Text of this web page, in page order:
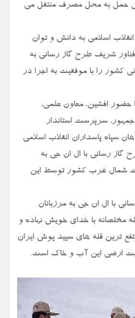
حمل به محل مصرف منتقل می
اسلامی به دانش و توان
شرکت امین فناور شریف طرح گاز رسانی به
کشور را با موفقیت به اجرا در
۲۶ آبان سال ۱۴۰۳ نیز با حضور افشین، معاون علمی،
سرپرست استاندار
سپاه پاسداران انقلاب اسلامی
گاز رسانی با ال ان جی به
شمال غرب کشور توسط این
با ال ان جی به مرزبانان
مخلصانه با خدای خویش نهاده و
ترین قله های سپید پوش ایران
ارضی این آب و خاک است.